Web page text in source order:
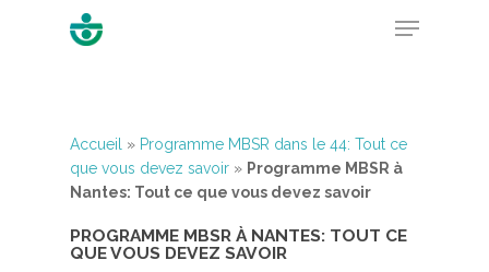
Hit enter to search or ESC to close
Accueil » Programme MBSR dans le 44: Tout ce
que vous devez savoir » Programme MBSR à
Nantes: Tout ce que vous devez savoir
PROGRAMME MBSR À NANTES: TOUT CE
QUE VOUS DEVEZ SAVOIR